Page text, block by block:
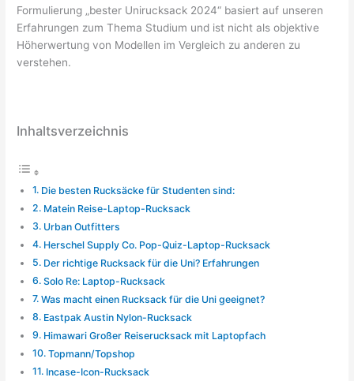
Formulierung „bester Unirucksack 2024“ basiert auf unseren
Erfahrungen zum Thema Studium und ist nicht als objektive
Höherwertung von Modellen im Vergleich zu anderen zu
verstehen.
Inhaltsverzeichnis
Die besten Rucksäcke für Studenten sind:
Matein Reise-Laptop-Rucksack
Urban Outfitters
Herschel Supply Co. Pop-Quiz-Laptop-Rucksack
Der richtige Rucksack für die Uni? Erfahrungen
Solo Re: Laptop-Rucksack
Was macht einen Rucksack für die Uni geeignet?
Eastpak Austin Nylon-Rucksack
Himawari Großer Reiserucksack mit Laptopfach
Topmann/Topshop
Incase-Icon-Rucksack